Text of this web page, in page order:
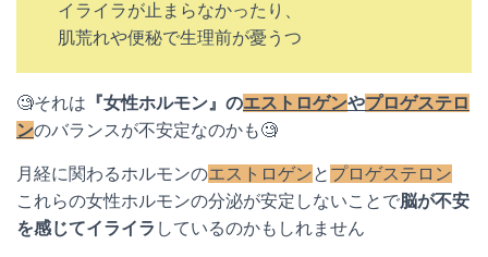
イライラが止まらなかったり、
肌荒れや便秘で生理前が憂うつ
🧐それは 『女性ホルモン』のエストロゲンやプロゲステロ
ンのバランスが不安定なのかも🧐
月経に関わるホルモンのエストロゲンと プロゲステロン
これらの女性ホルモンの分泌が安定しないことで脳が不安
を感じてイライラ しているのかもしれません